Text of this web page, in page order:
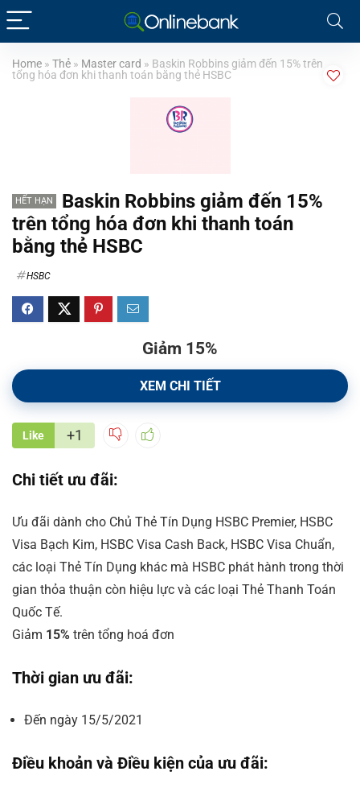
Home » Thẻ » Master card » Baskin Robbins giảm đến 15% trên
tổng hóa đơn khi thanh toán bằng thẻ HSBC
HẾT HẠN
Baskin Robbins giảm đến 15%
trên tổng hóa đơn khi thanh toán
bằng thẻ HSBC
HSBC
Giảm 15%
XEM CHI TIẾT
Like +1
Chi tiết ưu đãi:
Ưu đãi dành cho Chủ Thẻ Tín Dụng HSBC Premier, HSBC
Visa Bạch Kim, HSBC Visa Cash Back, HSBC Visa Chuẩn,
các loại Thẻ Tín Dụng khác mà HSBC phát hành trong thời
gian thỏa thuận còn hiệu lực và các loại Thẻ Thanh Toán
Quốc Tế.
Giảm 15% trên tổng hoá đơn
Thời gian ưu đãi:
Đến ngày 15/5/2021
Điều khoản và Điều kiện của ưu đãi: